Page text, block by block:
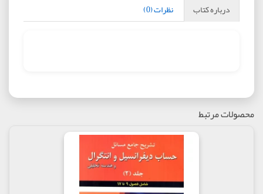
درباره کتاب نظرات (0)
محصولات مرتبط